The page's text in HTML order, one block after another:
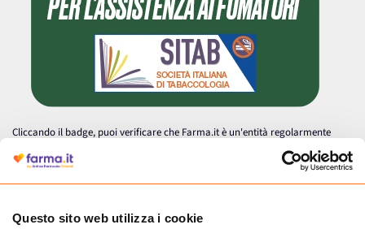
Questo sito web utilizza i cookie
Cliccando il badge, puoi verificare che Farma.it è un'entità regolarmente
autorizzata dal Ministero della Salute a effettuare la vendita online di
medicinali.